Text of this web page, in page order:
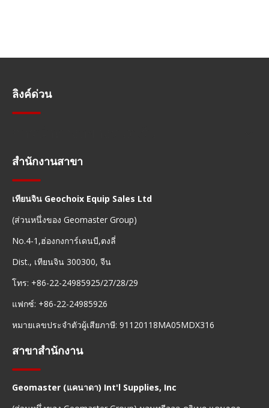
ลิงค์ด่วน
สำนักงานสาขา
เทียนจิน Geochoix Equip Sales Ltd
(ส่วนหนึ่งของ Geomaster Group)
No.4-1,ฮ่องกงการ์เดนบี,ตงลี่
Dist., เทียนจิน 300300, จีน
โทร: +86-22-24985925/27/28/29
แฟกซ์: +86-22-24985926
หมายเลขประจำตัวผู้เสียภาษี: 91120118MA05MDX316
สาขาสำนักงาน
Geomaster (แคนาดา) Int'l Supplies, Inc